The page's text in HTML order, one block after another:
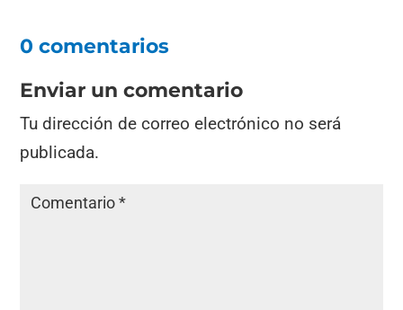
0 comentarios
Enviar un comentario
Tu dirección de correo electrónico no será
publicada.